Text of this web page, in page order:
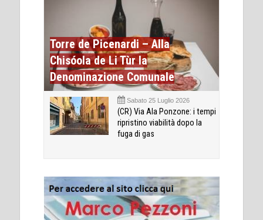
Torre de Picenardi – Alla
Chisóola de Li Tùr la
Denominazione Comunale
Sabato 25 Luglio 2026
(CR) Via Ala Ponzone: i tempi
ripristino viabilità dopo la
fuga di gas